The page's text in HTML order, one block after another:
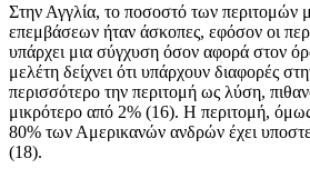
Στην Αγγλία, το ποσοστό των περιτομών
επεμβάσεων ήταν άσκοπες, εφόσον οι
υπάρχει μια σύγχυση όσον αφορά στον
μελέτη δείχνει ότι υπάρχουν διαφορές
περισ­σότερο την περιτομή ως λύση,
μικρότερο από 2% (16). Η περιτομή,
80% των Αμερικανών ανδρών έχει
(18).